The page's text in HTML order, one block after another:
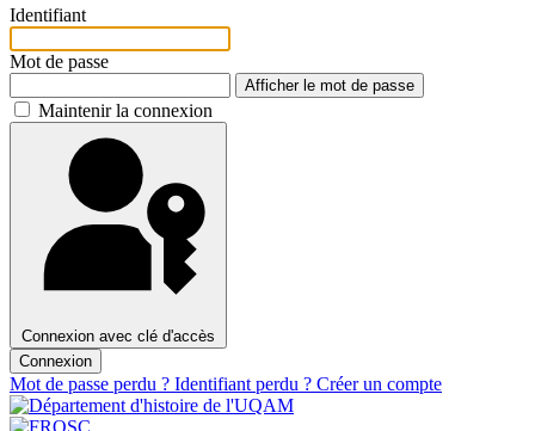
Identifiant
Mot de passe
Afficher le mot de passe
Maintenir la connexion
Connexion avec clé d'accès
Connexion
Mot de passe perdu ? Identifiant perdu ? Créer un compte